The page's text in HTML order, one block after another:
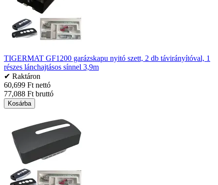
TIGERMAT GF1200 garázskapu nyitó szett, 2 db távirányítóval, 1
részes lánchajtásos sínnel 3,9m
✔ Raktáron
60,699 Ft nettó
77,088 Ft bruttó
Kosárba